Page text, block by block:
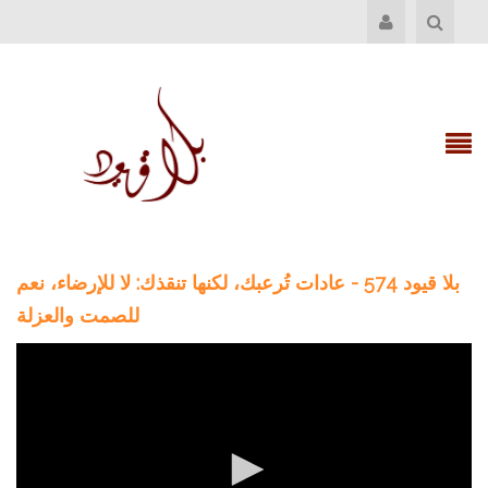
بلا قيود 574 - عادات تُرعبك، لكنها تنقذك: لا للإرضاء، نعم
للصمت والعزلة